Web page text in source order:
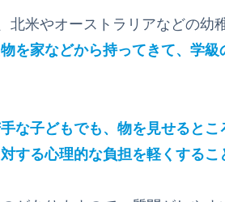
北米やオーストラリアなどの幼
を家などから持ってきて、学級
な子どもでも、物を見せるとこ
する心理的な負担を軽くするこ